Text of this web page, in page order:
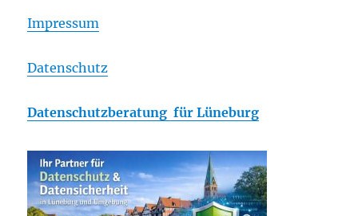
Impressum
Datenschutz
Datenschutzberatung für Lüneburg